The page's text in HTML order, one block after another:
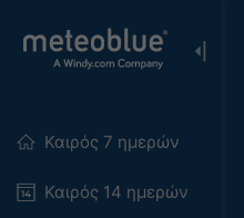
Καιρός 7 ημερών
Καιρός 14 ημερών